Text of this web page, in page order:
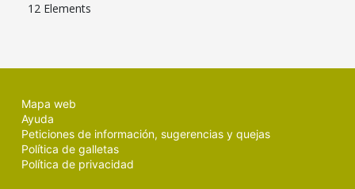
12 Elements
Mapa web
Ayuda
Peticiones de información, sugerencias y quejas
Política de galletas
Política de privacidad